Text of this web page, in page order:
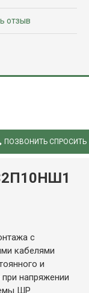
отзыв
ПОЗВОНИТЬ СПРОСИТЬ
с
кабелями
и
напряжении
ШР